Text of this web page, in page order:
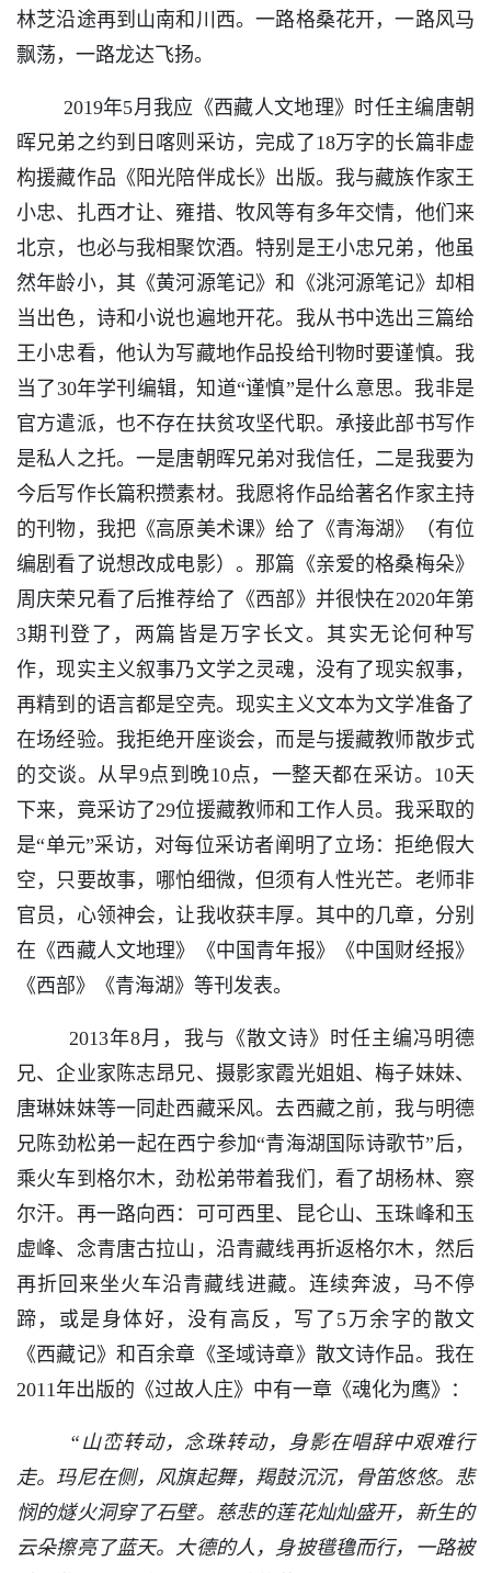
林芝沿途再到山南和川西。一路格桑花开，一路风马
飘荡，一路龙达飞扬。
2019年5月我应《西藏人文地理》时任主编唐朝
晖兄弟之约到日喀则采访，完成了18万字的长篇非虚
构援藏作品《阳光陪伴成长》出版。我与藏族作家王
小忠、扎西才让、雍措、牧风等有多年交情，他们来
北京，也必与我相聚饮酒。特别是王小忠兄弟，他虽
然年龄小，其《黄河源笔记》和《洮河源笔记》却相
当出色，诗和小说也遍地开花。我从书中选出三篇给
王小忠看，他认为写藏地作品投给刊物时要谨慎。我
当了30年学刊编辑，知道“谨慎”是什么意思。我非是
官方遣派，也不存在扶贫攻坚代职。承接此部书写作
是私人之托。一是唐朝晖兄弟对我信任，二是我要为
今后写作长篇积攒素材。我愿将作品给著名作家主持
的刊物，我把《高原美术课》给了《青海湖》（有位
编剧看了说想改成电影）。那篇《亲爱的格桑梅朵》
周庆荣兄看了后推荐给了《西部》并很快在2020年第
3期刊登了，两篇皆是万字长文。其实无论何种写
作，现实主义叙事乃文学之灵魂，没有了现实叙事，
再精到的语言都是空壳。现实主义文本为文学准备了
在场经验。我拒绝开座谈会，而是与援藏教师散步式
的交谈。从早9点到晚10点，一整天都在采访。10天
下来，竟采访了29位援藏教师和工作人员。我采取的
是“单元”采访，对每位采访者阐明了立场：拒绝假大
空，只要故事，哪怕细微，但须有人性光芒。老师非
官员，心领神会，让我收获丰厚。其中的几章，分别
在《西藏人文地理》《中国青年报》《中国财经报》
《西部》《青海湖》等刊发表。
2013年8月，我与《散文诗》时任主编冯明德
兄、企业家陈志昂兄、摄影家霞光姐姐、梅子妹妹、
唐琳妹妹等一同赴西藏采风。去西藏之前，我与明德
兄陈劲松弟一起在西宁参加“青海湖国际诗歌节”后，
乘火车到格尔木，劲松弟带着我们，看了胡杨林、察
尔汗。再一路向西：可可西里、昆仑山、玉珠峰和玉
虚峰、念青唐古拉山，沿青藏线再折返格尔木，然后
再折回来坐火车沿青藏线进藏。连续奔波，马不停
蹄，或是身体好，没有高反，写了5万余字的散文
《西藏记》和百余章《圣域诗章》散文诗作品。我在
2011年出版的《过故人庄》中有一章《魂化为鹰》：
“山峦转动，念珠转动，身影在唱辞中艰难行
走。玛尼在侧，风旗起舞，羯鼓沉沉，骨笛悠悠。悲
悯的燧火洞穿了石壁。慈悲的莲花灿灿盛开，新生的
云朵擦亮了蓝天。大德的人，身披氆氇而行，一路被